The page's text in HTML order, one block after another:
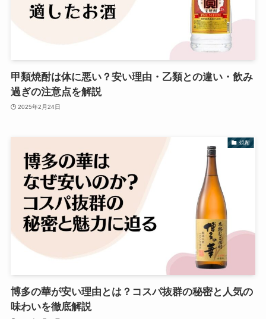
甲類焼酎は体に悪い？安い理由・乙類との違い・飲み
過ぎの注意点を解説
2025年2月24日
焼酎
博多の華が安い理由とは？コスパ抜群の秘密と人気の
味わいを徹底解説